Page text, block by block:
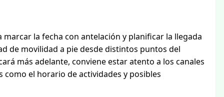
la fecha con antelación y planificar la llegada
de movilidad a pie desde distintos puntos del
más adelante, conviene estar atento a los canales
el horario de actividades y posibles